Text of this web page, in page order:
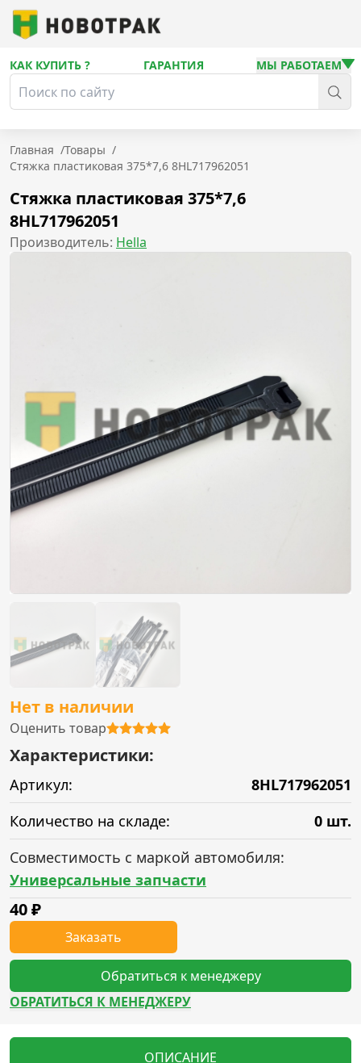
КАК КУПИТЬ ? ГАРАНТИЯ МЫ РАБОТАЕМ
Главная /Товары /
Стяжка пластиковая 375*7,6 8HL717962051
Стяжка пластиковая 375*7,6
8HL717962051
Производитель: Hella
Нет в наличии
Оценить товар
Характеристики:
Артикул:
8HL717962051
Количество на складе:
0 шт.
Совместимость с маркой автомобиля:
Универсальные запчасти
40₽
Заказать
Обратиться к менеджеру
ОБРАТИТЬСЯ К МЕНЕДЖЕРУ
ОПИСАНИЕ